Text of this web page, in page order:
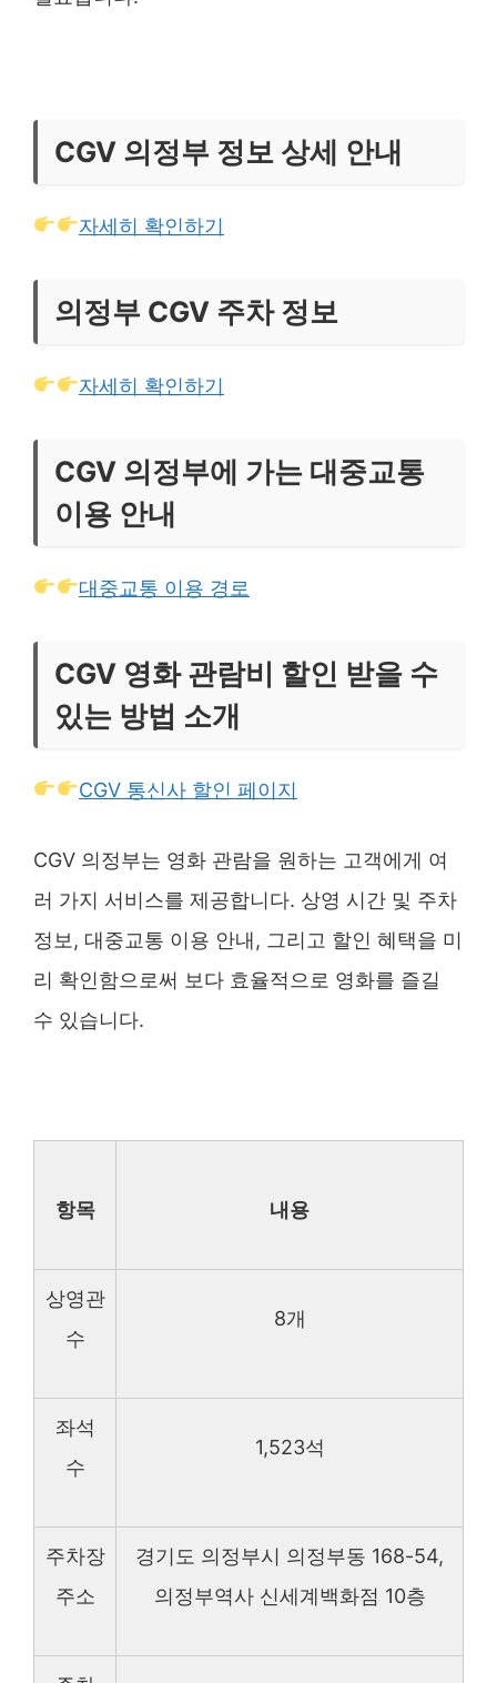
CGV 의정부 정보 상세 안내
자세히 확인하기
의정부 CGV 주차 정보
자세히 확인하기
CGV 의정부에 가는 대중교통
이용 안내
대중교통 이용 경로
CGV 영화 관람비 할인 받을 수
있는 방법 소개
CGV 통신사 할인 페이지
CGV 의정부는 영화 관람을 원하는 고객에게 여
러 가지 서비스를 제공합니다. 상영 시간 및 주차
정보, 대중교통 이용 안내, 그리고 할인 혜택을 미
리 확인함으로써 보다 효율적으로 영화를 즐길
수 있습니다.
항목 내용
상영관
수
8개
좌석
수
1,523석
주차장
주소
경기도 의정부시 의정부동 168-54,
의정부역사 신세계백화점 10층